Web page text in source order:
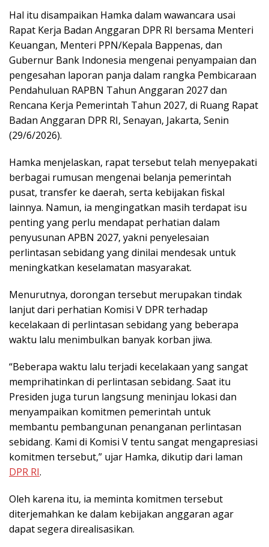
Hal itu disampaikan Hamka dalam wawancara usai
Rapat Kerja Badan Anggaran DPR RI bersama Menteri
Keuangan, Menteri PPN/Kepala Bappenas, dan
Gubernur Bank Indonesia mengenai penyampaian dan
pengesahan laporan panja dalam rangka Pembicaraan
Pendahuluan RAPBN Tahun Anggaran 2027 dan
Rencana Kerja Pemerintah Tahun 2027, di Ruang Rapat
Badan Anggaran DPR RI, Senayan, Jakarta, Senin
(29/6/2026).
Hamka menjelaskan, rapat tersebut telah menyepakati
berbagai rumusan mengenai belanja pemerintah
pusat, transfer ke daerah, serta kebijakan fiskal
lainnya. Namun, ia mengingatkan masih terdapat isu
penting yang perlu mendapat perhatian dalam
penyusunan APBN 2027, yakni penyelesaian
perlintasan sebidang yang dinilai mendesak untuk
meningkatkan keselamatan masyarakat.
Menurutnya, dorongan tersebut merupakan tindak
lanjut dari perhatian Komisi V DPR terhadap
kecelakaan di perlintasan sebidang yang beberapa
waktu lalu menimbulkan banyak korban jiwa.
“Beberapa waktu lalu terjadi kecelakaan yang sangat
memprihatinkan di perlintasan sebidang. Saat itu
Presiden juga turun langsung meninjau lokasi dan
menyampaikan komitmen pemerintah untuk
membantu pembangunan penanganan perlintasan
sebidang. Kami di Komisi V tentu sangat mengapresiasi
komitmen tersebut,” ujar Hamka, dikutip dari laman
DPR RI.
Oleh karena itu, ia meminta komitmen tersebut
diterjemahkan ke dalam kebijakan anggaran agar
dapat segera direalisasikan.